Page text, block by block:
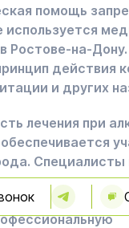
помощь
используется
Ростове-на-
действия
и других
лечения при
и высокую
категорию,